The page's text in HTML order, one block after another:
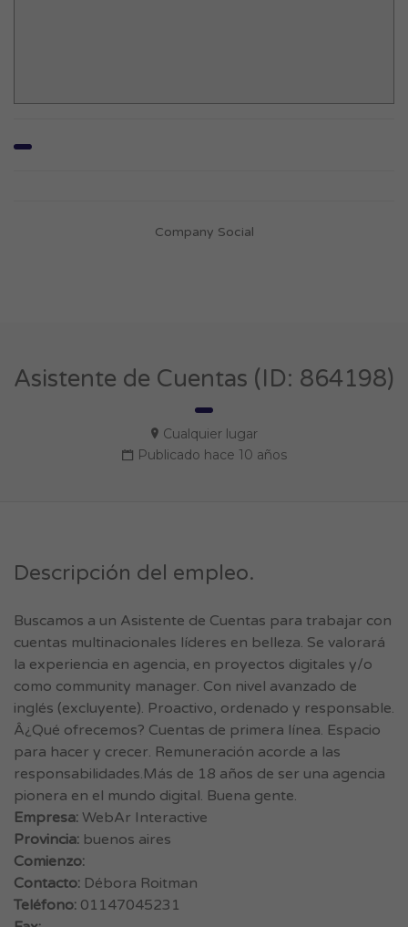
Company Social
Asistente de Cuentas (ID: 864198)
Cualquier lugar
Publicado hace 10 años
Descripción del empleo.
Buscamos a un Asistente de Cuentas para trabajar con
cuentas multinacionales líderes en belleza. Se valorará
la experiencia en agencia, en proyectos digitales y/o
como community manager. Con nivel avanzado de
inglés (excluyente). Proactivo, ordenado y responsable.
Â¿Qué ofrecemos? Cuentas de primera línea. Espacio
para hacer y crecer. Remuneración acorde a las
responsabilidades.Más de 18 años de ser una agencia
pionera en el mundo digital. Buena gente.
Empresa: WebAr Interactive
Provincia: buenos aires
Comienzo:
Contacto: Débora Roitman
Teléfono: 01147045231